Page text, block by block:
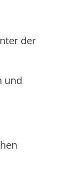
der
und